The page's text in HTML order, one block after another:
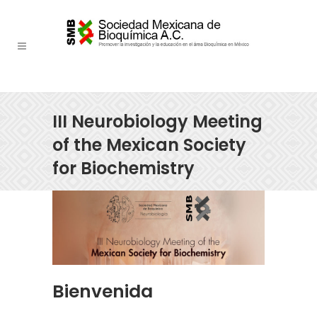
III Neurobiology Meeting
of the Mexican Society
for Biochemistry
Bienvenida